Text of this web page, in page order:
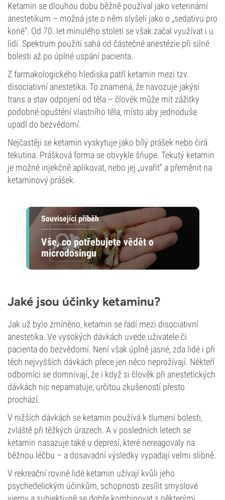
Ketamin se dlouhou dobu běžně používal jako veterinární
anestetikum – možná jste o něm slyšeli jako o „sedativu pro
koně“. Od 70. let minulého století se však začal využívat i u
lidí. Spektrum použití sahá od částečné anestézie při silné
bolesti až po úplné uspání pacienta.
Z farmakologického hlediska patří ketamin mezi tzv.
disociativní anestetika. To znamená, že navozuje jakýsi
trans a stav odpojení od těla – člověk může mít zážitky
podobné opuštění vlastního těla, místo aby jednoduše
upadl do bezvědomí.
Nejčastěji se ketamin vyskytuje jako bílý prášek nebo čirá
tekutina. Prášková forma se obvykle šňupe. Tekutý ketamin
je možné injekčně aplikovat, nebo jej „uvařit“ a přeměnit na
ketaminový prášek.
Související příběh
Vše, co potřebujete vědět o
microdosingu
Jaké jsou účinky ketaminu?
Jak už bylo zmíněno, ketamin se řadí mezi disociativní
anestetika. Ve vysokých dávkách uvede uživatele či
pacienta do bezvědomí. Není však úplně jasné, zda lidé i při
těch nejvyšších dávkách přece jen něco neprožívají. Někteří
odborníci se domnívají, že i když si člověk při anestetických
dávkách nic nepamatuje, určitou zkušeností přesto
prochází.
V nižších dávkách se ketamin používá k tlumení bolesti,
zvláště při těžkých úrazech. A v posledních letech se
ketamin nasazuje také u depresí, které nereagovaly na
běžnou léčbu – a dosavadní výsledky vypadají velmi slibně.
V rekreační rovině lidé ketamin užívají kvůli jeho
psychedelickým účinkům, schopnosti zesílit smyslové